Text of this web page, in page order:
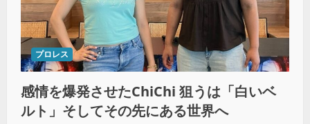
プロレス
感情を爆発させたChiChi 狙うは「白いベ
ルト」そしてその先にある世界へ